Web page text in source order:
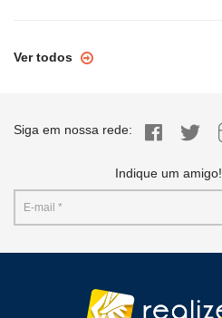
Ver todos
Siga em nossa rede:
Indique um amigo!